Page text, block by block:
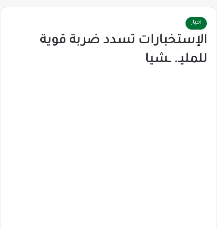
اخبار
الإستخبارات تسدد ضربة قوية
للمليـ. ـشيا